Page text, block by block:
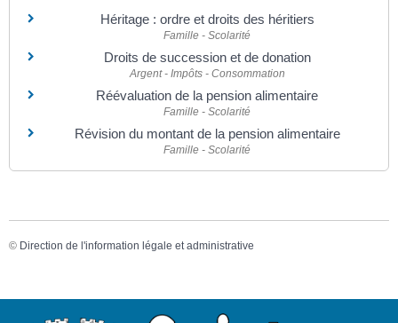
Héritage : ordre et droits des héritiers
Famille - Scolarité
Droits de succession et de donation
Argent - Impôts - Consommation
Réévaluation de la pension alimentaire
Famille - Scolarité
Révision du montant de la pension alimentaire
Famille - Scolarité
© Direction de l'information légale et administrative